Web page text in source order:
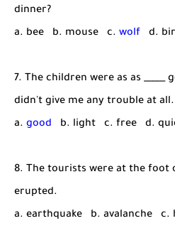
dinner?
a. bee b. mouse c. wolf d.
7. The children were as as
didn't give me any trouble at all.
a. good b. light c. free d.
8. The tourists were at the foot
erupted.
a. earthquake b. avalanche